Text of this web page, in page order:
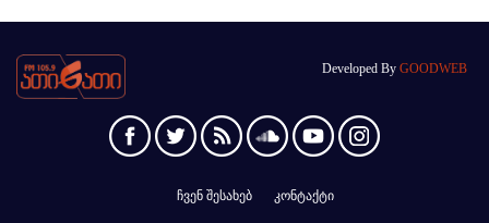
Developed By GOODWEB
ჩვენ შესახებ კონტაქტი